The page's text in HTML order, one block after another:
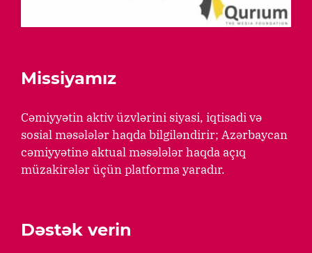
Missiyamız
Cəmiyyətin aktiv üzvlərini siyasi, iqtisadi və
sosial məsələlər haqda bilgiləndirir; Azərbaycan
cəmiyyətinə aktual məsələlər haqda açıq
müzakirələr üçün platforma yaradır.
Dəstək verin